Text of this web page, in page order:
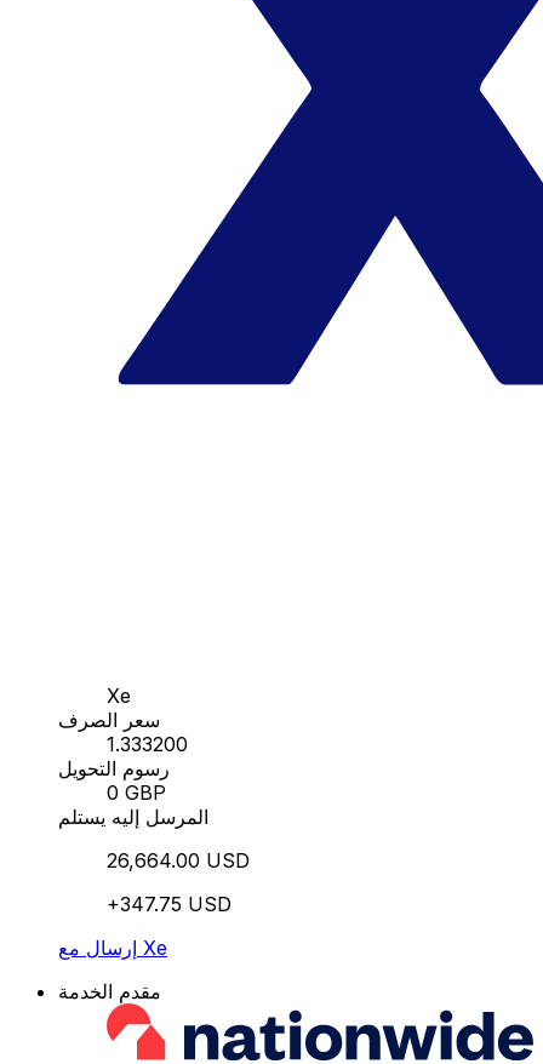
Xe
سعر الصرف
1.333200
رسوم التحويل
0 GBP
المرسل إليه يستلم
26,664.00 USD
+347.75 USD
إرسال مع Xe
مقدم الخدمة